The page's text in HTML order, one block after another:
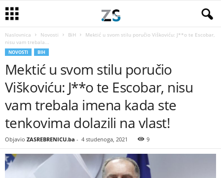
Naslovnica Novosti BiH
Mektić u svom stilu poručio Viškoviću: J**o te Escobar,
nisu vam trebala...
NOVOSTI BIH
Mektić u svom stilu poručio
Viškoviću: J**o te Escobar, nisu
vam trebala imena kada ste
tenkovima dolazili na vlast!
Objavio ZASREBRENICU.ba - 4 studenoga, 2021 9